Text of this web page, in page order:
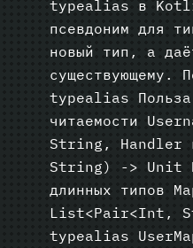
typealias в
псевдоним для
новый тип, а
существующему.
typealias Польза
читаемости
String, Handler
String) -> Unit
длинных типов
List<Pair<Int,
typealias